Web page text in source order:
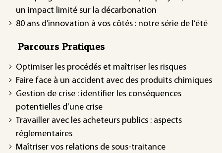
un impact limité sur la décarbonation
80 ans d’innovation à vos côtés : notre série de l’été
Parcours Pratiques
Optimiser les procédés et maîtriser les risques
Faire face à un accident avec des produits chimiques
Gestion de crise : identifier les conséquences
potentielles d’une crise
Travailler avec les acheteurs publics : aspects
réglementaires
Maîtriser vos relations de sous-traitance